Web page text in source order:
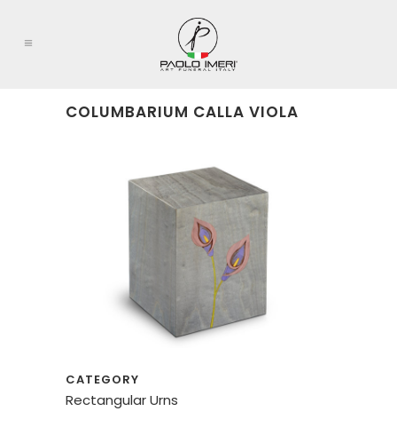
COLUMBARIUM CALLA VIOLA
CATEGORY
Rectangular Urns